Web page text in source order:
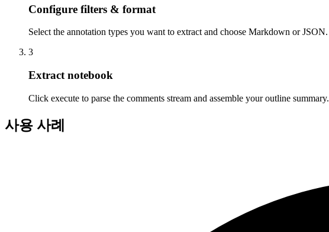
Configure filters & format
Select the annotation types you want to extract and choose Markdown or JSON.
3
Extract notebook
Click execute to parse the comments stream and assemble your outline summary.
사용 사례